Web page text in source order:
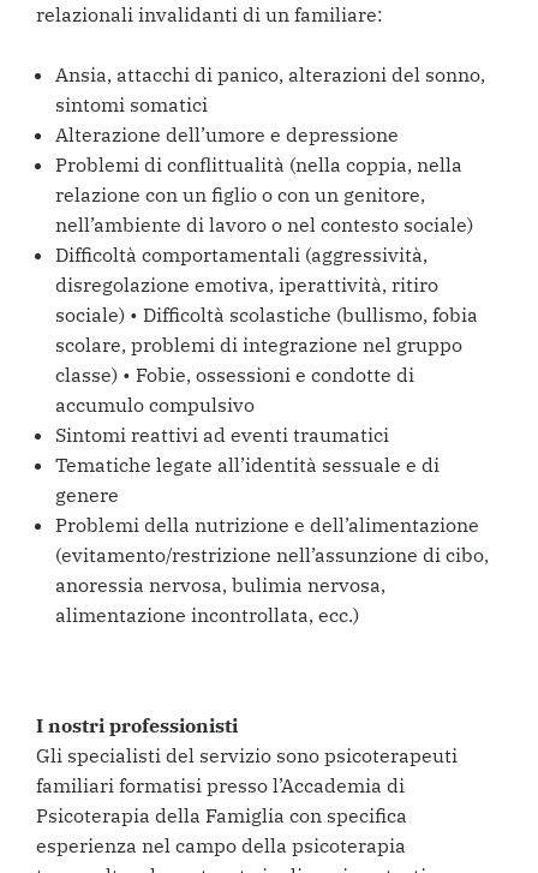
relazionali invalidanti di un familiare:
Ansia, attacchi di panico, alterazioni del sonno,
sintomi somatici
Alterazione dell’umore e depressione
Problemi di conflittualità (nella coppia, nella
relazione con un figlio o con un genitore,
nell’ambiente di lavoro o nel contesto sociale)
Difficoltà comportamentali (aggressività,
disregolazione emotiva, iperattività, ritiro
sociale) • Difficoltà scolastiche (bullismo, fobia
scolare, problemi di integrazione nel gruppo
classe) • Fobie, ossessioni e condotte di
accumulo compulsivo
Sintomi reattivi ad eventi traumatici
Tematiche legate all’identità sessuale e di
genere
Problemi della nutrizione e dell’alimentazione
(evitamento/restrizione nell’assunzione di cibo,
anoressia nervosa, bulimia nervosa,
alimentazione incontrollata, ecc.)
I nostri professionisti
Gli specialisti del servizio sono psicoterapeuti
familiari formatisi presso l’Accademia di
Psicoterapia della Famiglia con specifica
esperienza nel campo della psicoterapia